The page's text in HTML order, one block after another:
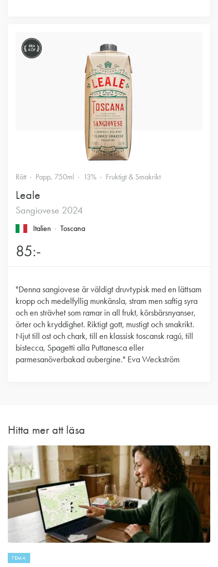
BRA
KÖP
Rött Papp, 750ml 13% Fruktigt & Smakrikt
Leale
Sangiovese 2024
Italien Toscana
85:-
"Denna sangiovese är väldigt druvtypisk med en lättsam
kropp och medelfyllig munkänsla, stram men saftig syra
och en strävhet som ramar in all frukt, körsbärsnyanser,
örter och kryddighet. Riktigt gott, mustigt och smakrikt.
Njut till ost och chark, till en klassisk toscansk ragú, till
bistecca, Spagetti alla Puttanesca eller
parmesanöverbakad aubergine." Eva Weckström
Hitta mer att läsa
TEMA